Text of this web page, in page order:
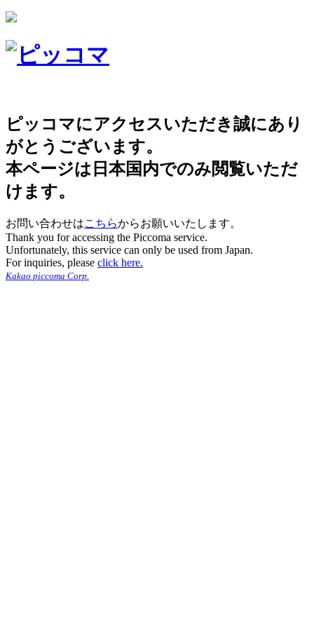
ピッコマにアクセスいただき誠にあり
がとうございます。
本ページは日本国内でのみ閲覧いただ
けます。
お問い合わせはこちらからお願いいたします。
Thank you for accessing the Piccoma service.
Unfortunately, this service can only be used from Japan.
For inquiries, please click here.
Kakao piccoma Corp.